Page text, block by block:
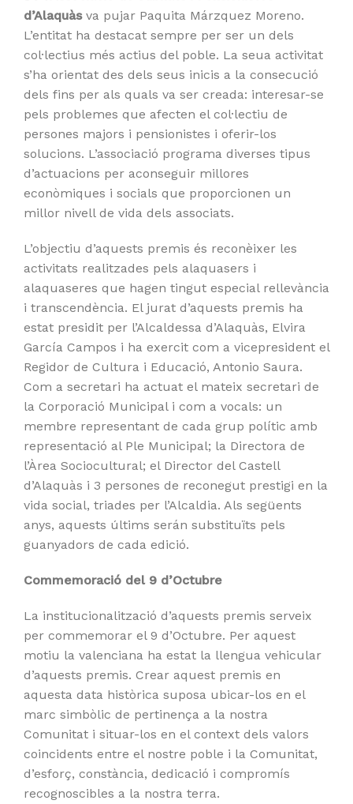
d’Alaquàsva pujar Paquita Márzquez Moreno.
L’entitat ha destacat sempre per ser un dels
col·lectius més actius del poble. La seua activitat
s’ha orientat des dels seus inicis a la consecució
dels fins per als quals va ser creada: interesar-se
pels problemes que afecten el col·lectiu de
persones majors i pensionistes i oferir-los
solucions. L’associació programa diverses tipus
d’actuacions per aconseguir millores
econòmiques i socials que proporcionen un
millor nivell de vida dels associats.
L’objectiu d’aquests premis és reconèixer les
activitats realitzades pels alaquasers i
alaquaseres que hagen tingut especial rellevància
i transcendència. El jurat d’aquests premis ha
estat presidit per l’Alcaldessa d’Alaquàs, Elvira
García Campos i ha exercit com a vicepresident el
Regidor de Cultura i Educació, Antonio Saura.
Com a secretari ha actuat el mateix secretari de
la Corporació Municipal i com a vocals: un
membre representant de cada grup polític amb
representació al Ple Municipal; la Directora de
l’Àrea Sociocultural; el Director del Castell
d’Alaquàs i 3 persones de reconegut prestigi en la
vida social, triades per l’Alcaldia. Als següents
anys, aquests últims serán substituïts pels
guanyadors de cada edició.
Commemoració del 9 d’Octubre
La institucionalització d’aquests premis serveix
per commemorar el 9 d’Octubre. Per aquest
motiu la valenciana ha estat la llengua vehicular
d’aquests premis. Crear aquest premis en
aquesta data històrica suposa ubicar-los en el
marc simbòlic de pertinença a la nostra
Comunitat i situar-los en el context dels valors
coincidents entre el nostre poble i la Comunitat,
d’esforç, constància, dedicació i compromís
recognoscibles a la nostra terra.